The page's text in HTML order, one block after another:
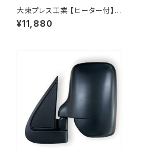
大東プレス工業 【ヒーター付】サ
イドミラー/バックミラー H40
0 ヒーター DI-8Z
¥11,880